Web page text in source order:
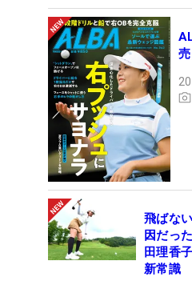
飛ばな
因だっ
田理香
新常識